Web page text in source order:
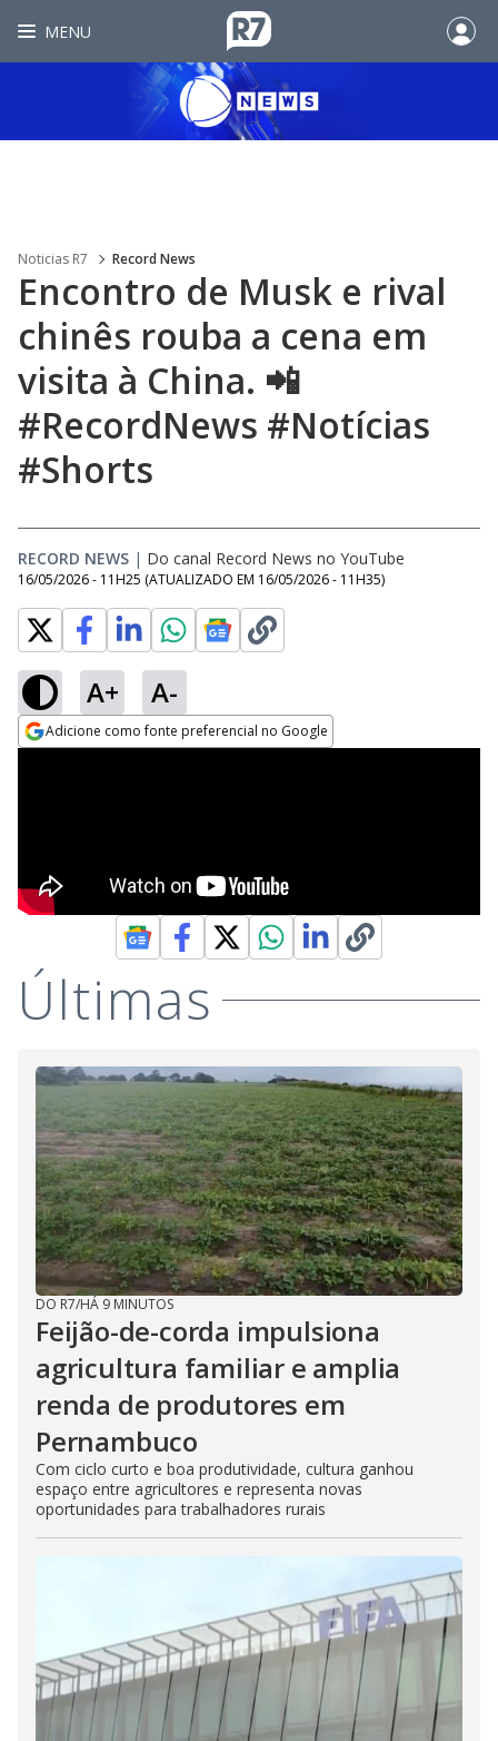
MENU
Noticias R7 Record News
Encontro de Musk e rival
chinês rouba a cena em
visita à China. 📲
#RecordNews #Notícias
#Shorts
RECORD NEWS | Do canal Record News no YouTube
16/05/2026 - 11H25 (ATUALIZADO EM 16/05/2026 - 11H35)
A+ A-
Adicione como fonte preferencial no Google
Últimas
DO R7/HÁ 9 MINUTOS
Feijão-de-corda impulsiona
agricultura familiar e amplia
renda de produtores em
Pernambuco
Com ciclo curto e boa produtividade, cultura ganhou
espaço entre agricultores e representa novas
oportunidades para trabalhadores rurais